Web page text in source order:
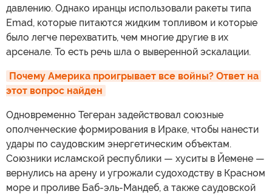
давлению. Однако иранцы использовали ракеты типа
Emad, которые питаются жидким топливом и которые
было легче перехватить, чем многие другие в их
арсенале. То есть речь шла о выверенной эскалации.
Почему Америка проигрывает все войны? Ответ на
этот вопрос найден
Одновременно Тегеран задействовал союзные
ополченческие формирования в Ираке, чтобы нанести
удары по саудовским энергетическим объектам.
Союзники исламской республики — хуситы в Йемене —
вернулись на арену и угрожали судоходству в Красном
море и проливе Баб-эль-Мандеб, а также саудовской